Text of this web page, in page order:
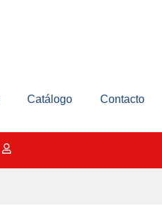
Catálogo Contacto